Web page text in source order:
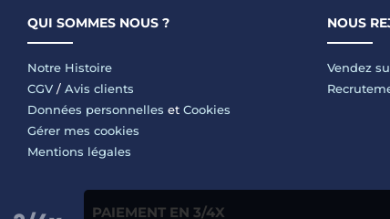
QUI SOMMES NOUS ?
Notre Histoire
CGV / Avis clients
Données personnelles et Cookies
Gérer mes cookies
Mentions légales
NOUS
Vendez
PAIEMENT EN 3/4X